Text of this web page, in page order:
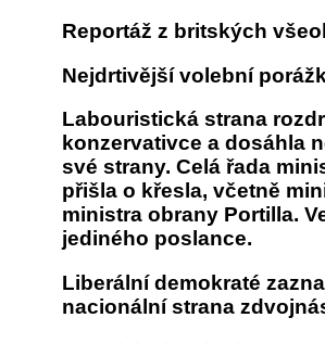
Reportáž z britských
Nejdrtivější volební
Labouristická strana
konzervativce a dosáhla
své strany. Celá řada
přišla o křesla, včetně
ministra obrany Portilla.
jediného poslance.
Liberální demokraté
nacionální strana